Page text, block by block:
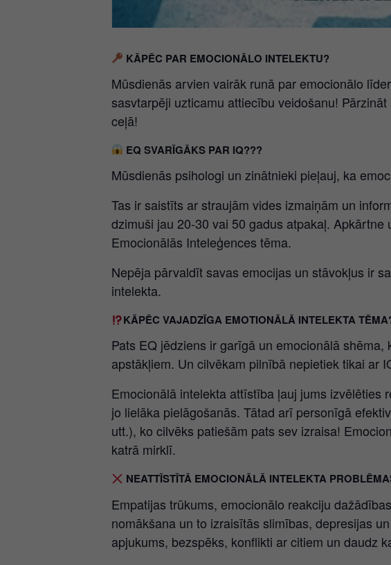
KĀPĒC PAR EMOCIONĀLO INTELEKTU?
Mūsdienās arvien vairāk runā par emocionālo
sasvtarpēji uzticamu attiecību veidošanu!
ceļā!
EQ SVARĪGĀKS PAR IQ???
Mūsdienās psihologi un zinātnieki pieļauj, ka
Tas ir saistīts ar straujām vides izmaiņām un
dzimuši jau 20-30 vai 50 gadus atpakaļ.
Emocionālās Inteleģences tēma.
Nepēja pārvaldīt savas emocijas un stāvokļus ir
intelekta.
KĀPĒC VAJADZĪGA EMOTIONĀLĀ INTELEKTA
Pats EQ jēdziens ir garīgā un emocionālā
apstākļiem. Un cilvēkam pilnībā nepietiek tikai ar
Emocionālā intelekta attīstība ļauj jums izvēlēties
jo lielāka pielāgošanās. Tātad arī personīgā
utt.), ko cilvēks patiešām pats sev izraisa!
katrā mirklī.
NEATTĪSTĪTĀ EMOCIONĀLĀ INTELEKTA
Empatijas trūkums, emocionālo reakciju
nomākšana un to izraisītās slimības, depresijas
apjukums, bezspēks, konflikti ar citiem un daudz